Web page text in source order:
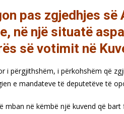
pas zgjedhjes
në një situatë
së votimit në
përgjithshëm, i përkohshëm që
e mandateve të deputetëve të
mban në këmbë një kuvend që